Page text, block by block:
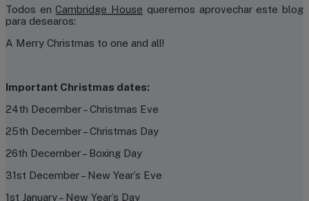
Todos enCambridge House queremos aprovechar este blog
para desearos:
A Merry Christmas to one and all!
Important Christmas dates:
24th December – Christmas Eve
25th December – Christmas Day
26th December – Boxing Day
31st December – New Year’s Eve
1st January – New Year’s Day